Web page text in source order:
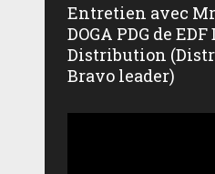
Entretien avec
DOGA PDG de
Distribution
Bravo leader)